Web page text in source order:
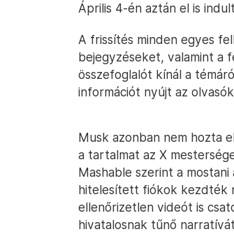
Április 4-én aztán el is
A frissítés minden egyes
bejegyzéseket, valamint a
összefoglalót kínál a
információt nyújt az
Musk azonban nem hozta
a tartalmat az X
Mashable szerint a
hitelesített fiókok kezdték
ellenőrizetlen videót is
hivatalosnak tűnő